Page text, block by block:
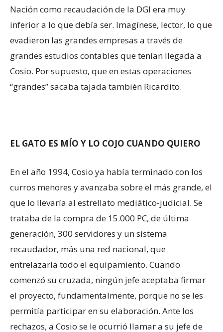
Nación como recaudación de la DGI era muy
inferior a lo que debía ser. Imagínese, lector, lo que
evadieron las grandes empresas a través de
grandes estudios contables que tenían llegada a
Cosio. Por supuesto, que en estas operaciones
“grandes” sacaba tajada también Ricardito.
EL GATO ES MÍO Y LO COJO CUANDO QUIERO
En el año 1994, Cosio ya había terminado con los
curros menores y avanzaba sobre el más grande, el
que lo llevaría al estrellato mediático-judicial. Se
trataba de la compra de 15.000 PC, de última
generación, 300 servidores y un sistema
recaudador, más una red nacional, que
entrelazaría todo el equipamiento. Cuando
comenzó su cruzada, ningún jefe aceptaba firmar
el proyecto, fundamentalmente, porque no se les
permitía participar en su elaboración. Ante los
rechazos, a Cosio se le ocurrió llamar a su jefe de